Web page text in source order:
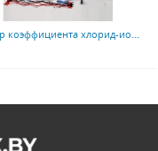
Тестер коэффициента хлорид-ионной миграции бетона TBTHC-RCM6